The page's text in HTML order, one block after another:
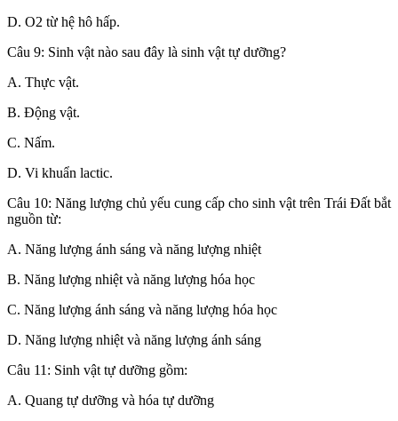
D. O2 từ hệ hô hấp.
Câu 9: Sinh vật nào sau đây là sinh vật tự dưỡng?
A. Thực vật.
B. Động vật.
C. Nấm.
D. Vi khuẩn lactic.
Câu 10: Năng lượng chủ yếu cung cấp cho sinh vật trên Trái Đất bắt
nguồn từ:
A. Năng lượng ánh sáng và năng lượng nhiệt
B. Năng lượng nhiệt và năng lượng hóa học
C. Năng lượng ánh sáng và năng lượng hóa học
D. Năng lượng nhiệt và năng lượng ánh sáng
Câu 11: Sinh vật tự dưỡng gồm:
A. Quang tự dưỡng và hóa tự dưỡng